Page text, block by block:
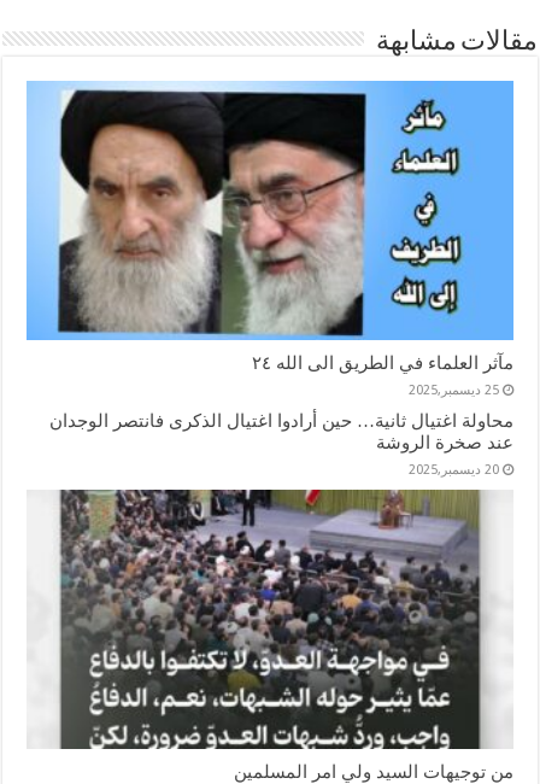
مقالات مشابهة
مآثر العلماء في الطريق الى الله ٢٤
25 ديسمبر,2025
محاولة اغتيال ثانية… حين أرادوا اغتيال الذكرى فانتصر الوجدان
عند صخرة الروشة
20 ديسمبر,2025
من توجيهات السيد ولي امر المسلمين